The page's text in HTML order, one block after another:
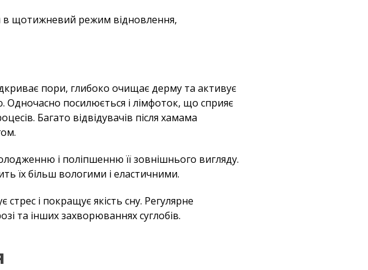
в щотижневий режим відновлення,
пори, глибоко очищає дерму та активує
посилюється і лімфоток, що сприяє
Багато відвідувачів після хамама
і поліпшенню її зовнішнього вигляду.
їх більш вологими і еластичними.
і покращує якість сну. Регулярне
та інших захворюваннях суглобів.